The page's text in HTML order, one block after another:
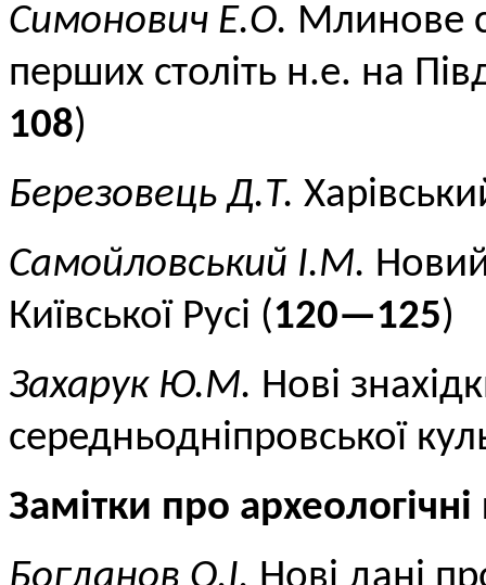
Симонович Е.О. Млинове
перших століть н.е. на
108)
Березовець Д.Т.
Самойловський І.М.
Київської Русі (120—125)
Захарук Ю.М. Нові
середньодніпровської
Замітки про